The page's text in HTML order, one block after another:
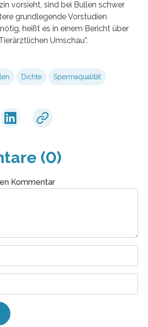
vorsieht, sind bei Bullen schwer
grundlegende Vorstudien
heißt es in einem Bericht über
Umschau”.
Dichte Spermaqualität
(0)
Kommentar